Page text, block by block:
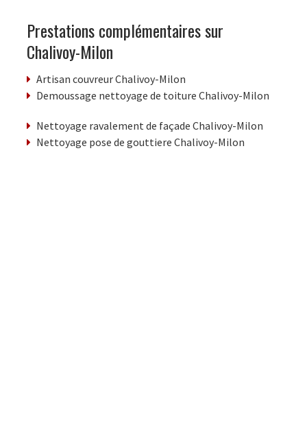
Prestations complémentaires sur
Chalivoy-Milon
Artisan couvreur Chalivoy-Milon
Demoussage nettoyage de toiture Chalivoy-Milon
Nettoyage ravalement de façade Chalivoy-Milon
Nettoyage pose de gouttiere Chalivoy-Milon